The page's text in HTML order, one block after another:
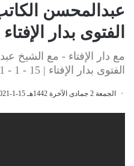
عبدالمحسن
الفتوى بدار الإفتاء | 15 – 1 –
مع دار الإفتاء - مع الشيخ
الفتوى بدار الإفتاء | 15 - 1 - 2021
الجمعة 2 جمادى الآخرة 1442هـ 15-1-2021م